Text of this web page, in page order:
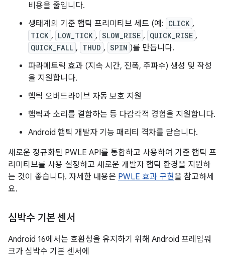
비용을 줄입니다.
생태계의 기준 햅틱 프리미티브 세트 (예: CLICK ,
TICK , LOW_TICK , SLOW_RISE , QUICK_RISE ,
QUICK_FALL , THUD , SPIN )를 만듭니다.
파라메트릭 효과 (지속 시간, 진폭, 주파수) 생성 및 작성
을 지원합니다.
햅틱 오버드라이브 자동 보호 지원
햅틱과 소리를 결합하는 등 다감각적 경험을 지원합니다.
Android 햅틱 개발자 기능 패리티 격차를 닫습니다.
새로운 정규화된 PWLE API를 통합하고 사용하여 기준 햅틱 프
리미티브를 사용 설정하고 새로운 개발자 햅틱 환경을 지원하
는 것이 좋습니다. 자세한 내용은 PWLE 효과 구현을 참고하세
요.
심박수 기본 센서
Android 16에서는 호환성을 유지하기 위해 Android 프레임워
크가 심박수 기본 센서에